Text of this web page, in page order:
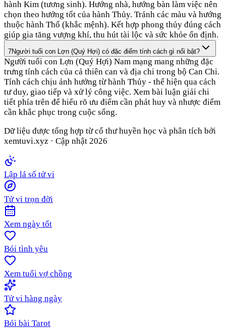
hành Kim (tương sinh). Hướng nhà, hướng bàn làm việc nên
chọn theo hướng tốt của hành Thủy. Tránh các màu và hướng
thuộc hành Thổ (khắc mệnh). Kết hợp phong thủy đúng cách
giúp gia tăng vượng khí, thu hút tài lộc và sức khỏe ổn định.
7Người tuổi con Lợn (Quý Hợi) có đặc điểm tính cách gì nổi bật?
Người tuổi con Lợn (Quý Hợi) Nam mạng mang những đặc
trưng tính cách của cả thiên can và địa chi trong bộ Can Chi.
Tính cách chịu ảnh hưởng từ hành Thủy - thể hiện qua cách
tư duy, giao tiếp và xử lý công việc. Xem bài luận giải chi
tiết phía trên để hiểu rõ ưu điểm cần phát huy và nhược điểm
cần khắc phục trong cuộc sống.
Dữ liệu được tổng hợp từ cổ thư huyền học và phân tích bởi
xemtuvi.xyz · Cập nhật 2026
Lập lá số tử vi
Tử vi trọn đời
Xem ngày tốt
Bói tình yêu
Xem tuổi vợ chồng
Tử vi hàng ngày
Bói bài Tarot